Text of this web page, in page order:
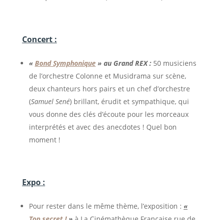
Concert :
« Bond Symphonique » au Grand REX : 50 musiciens
de l’orchestre Colonne et Musidrama sur scène,
deux chanteurs hors pairs et un chef d’orchestre
(Samuel Sené) brillant, érudit et sympathique, qui
vous donne des clés d’écoute pour les morceaux
interprétés et avec des anecdotes ! Quel bon
moment !
Expo :
Pour rester dans le même thème, l’exposition : «